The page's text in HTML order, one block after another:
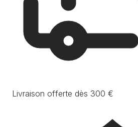
Livraison offerte dès 300 €